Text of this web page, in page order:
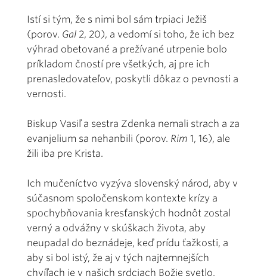
Istí si tým, že s nimi bol sám trpiaci Ježiš
(porov. Gal 2, 20), a vedomí si toho, že ich bez
výhrad obetované a prežívané utrpenie bolo
príkladom čností pre všetkých, aj pre ich
prenasledovateľov, poskytli dôkaz o pevnosti a
vernosti.
Biskup Vasiľ a sestra Zdenka nemali strach a za
evanjelium sa nehanbili (porov. Rim 1, 16), ale
žili iba pre Krista.
Ich mučeníctvo vyzýva slovenský národ, aby v
súčasnom spoločenskom kontexte krízy a
spochybňovania kresťanských hodnôt zostal
verný a odvážny v skúškach života, aby
neupadal do beznádeje, keď prídu ťažkosti, a
aby si bol istý, že aj v tých najtemnejších
chvíľach je v našich srdciach Božie svetlo,